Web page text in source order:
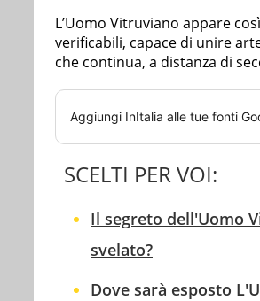
L’Uomo Vitruviano appare
verificabili, capace di unire
che continua, a distanza di
Aggiungi InItalia alle tue fonti
SCELTI PER VOI:
Il segreto dell'Uomo
svelato?
Dove sarà esposto